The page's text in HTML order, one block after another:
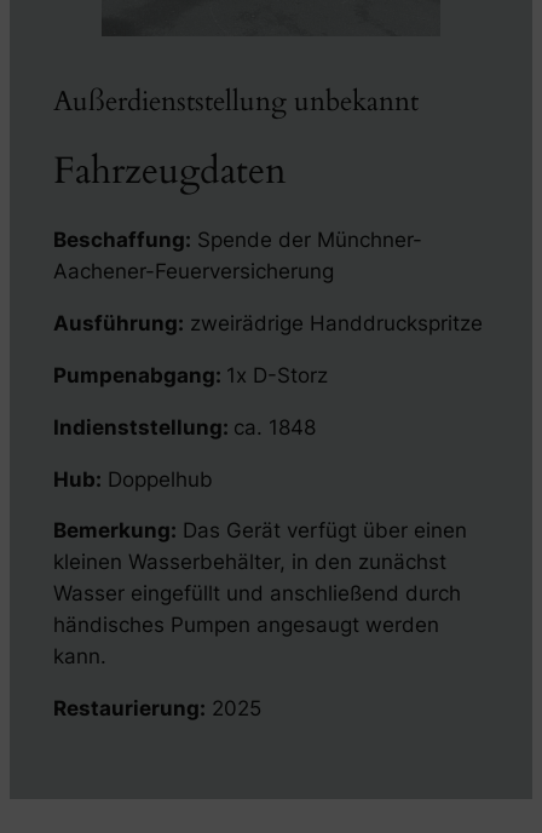
Außerdienststellung unbekannt
Fahrzeugdaten
Beschaffung: Spende der Münchner-
Aachener-Feuerversicherung
Ausführung: zweirädrige Handdruckspritze
Pumpenabgang: 1x D-Storz
Indienststellung: ca. 1848
Hub: Doppelhub
Bemerkung: Das Gerät verfügt über einen
kleinen Wasserbehälter, in den zunächst
Wasser eingefüllt und anschließend durch
händisches Pumpen angesaugt werden
kann.
Restaurierung: 2025